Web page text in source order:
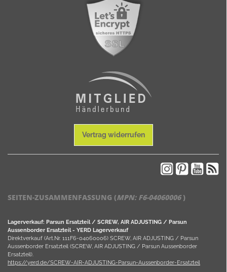
Vertrag widerrufen
SEITEN-ZUSAMMENFASSUNG (MPN: F6-04060006)
Lagerverkauf: Parsun Ersatzteil / SCREW, AIR ADJUSTING / Parsun
Aussenborder Ersatzteil - YERD Lagerverkauf
Direktverkauf (Art.Nr. 111F6-04060006) SCREW, AIR ADJUSTING / Parsun
Aussenborder Ersatzteil (SCREW, AIR ADJUSTING / Parsun Aussenborder
Ersatzteil).
https://yerd.de/SCREW-AIR-ADJUSTING-Parsun-Aussenborder-Ersatzteil